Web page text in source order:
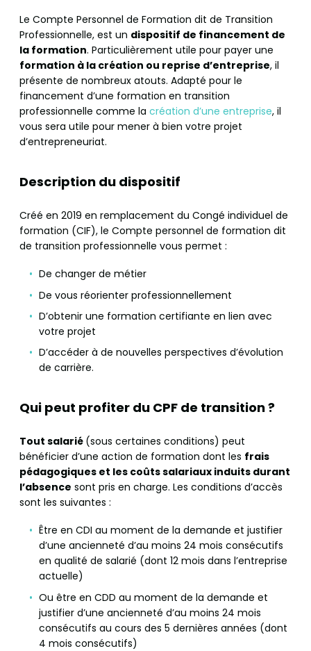
Le Compte Personnel de Formation dit de Transition
Professionnelle, est un dispositif de financement de
la formation. Particulièrement utile pour payer une
formation à la création ou reprise d’entreprise, il
présente de nombreux atouts. Adapté pour le
financement d’une formation en transition
professionnelle comme la création d’une entreprise, il
vous sera utile pour mener à bien votre projet
d’entrepreneuriat.
Description du dispositif
Créé en 2019 en remplacement du Congé individuel de
formation (CIF), le Compte personnel de formation dit
de transition professionnelle vous permet :
De changer de métier
De vous réorienter professionnellement
D’obtenir une formation certifiante en lien avec
votre projet
D’accéder à de nouvelles perspectives d’évolution
de carrière.
Qui peut profiter du CPF de transition ?
Tout salarié (sous certaines conditions) peut
bénéficier d’une action de formation dont les frais
pédagogiques et les coûts salariaux induits durant
l’absence sont pris en charge. Les conditions d’accès
sont les suivantes :
Être en CDI au moment de la demande et justifier
d’une ancienneté d’au moins 24 mois consécutifs
en qualité de salarié (dont 12 mois dans l’entreprise
actuelle)
Ou être en CDD au moment de la demande et
justifier d’une ancienneté d’au moins 24 mois
consécutifs au cours des 5 dernières années (dont
4 mois consécutifs)